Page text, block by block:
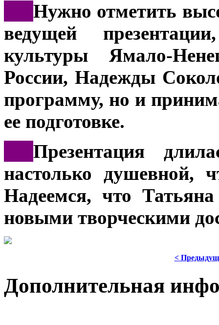
Нужно отметить
ведущей
культуры Ямало-
России, Надежды
программу, но и
ее подготовке.
Презентация
настолько душевной,
Надеемся, что
новыми творческими
<
Дополнительная